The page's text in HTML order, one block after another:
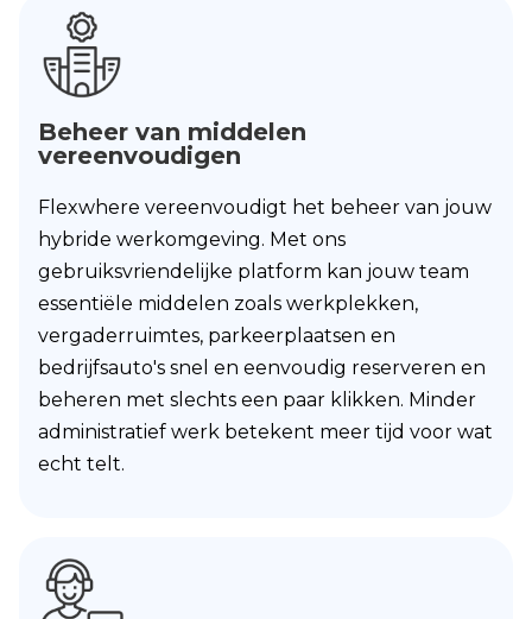
Beheer van middelen
vereenvoudigen
Flexwhere vereenvoudigt het beheer van jouw
hybride werkomgeving. Met ons
gebruiksvriendelijke platform kan jouw team
essentiële middelen zoals werkplekken,
vergaderruimtes, parkeerplaatsen en
bedrijfsauto's snel en eenvoudig reserveren en
beheren met slechts een paar klikken. Minder
administratief werk betekent meer tijd voor wat
echt telt.